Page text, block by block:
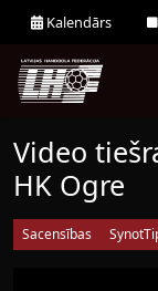
Kalendārs
Video
HK Ogre
Sacensības